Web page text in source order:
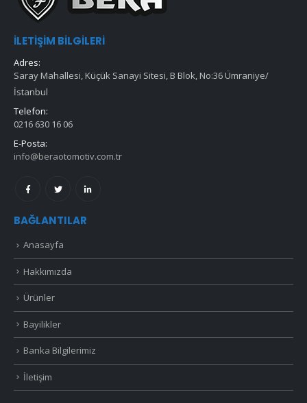
İLETIŞIM BILGILERI
Adres:
Saray Mahallesi, Küçük Sanayi Sitesi, B Blok, No:36 Ümraniye/
İstanbul
Telefon:
0216 630 16 06
E-Posta:
info@beraotomotiv.com.tr
BAĞLANTILAR
Anasayfa
Hakkımızda
Ürünler
Bayilikler
Banka Bilgilerimiz
İletişim